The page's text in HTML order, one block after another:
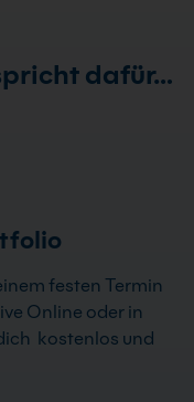
dafür…
festen Termin
Online oder in
kostenlos und